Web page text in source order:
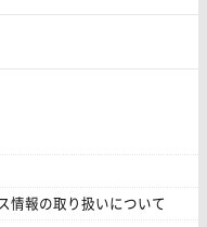
情報の取り扱いについて